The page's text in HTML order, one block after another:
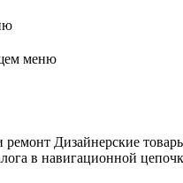
меню
ремонт Дизайнерские
в навигационной